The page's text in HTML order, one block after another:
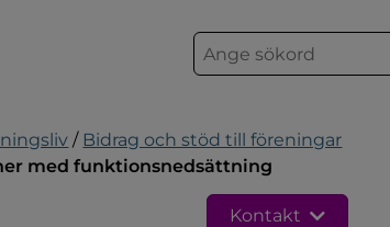
S
ö
/ Bidrag och stöd till föreningar
med funktionsnedsättning
Kontakt